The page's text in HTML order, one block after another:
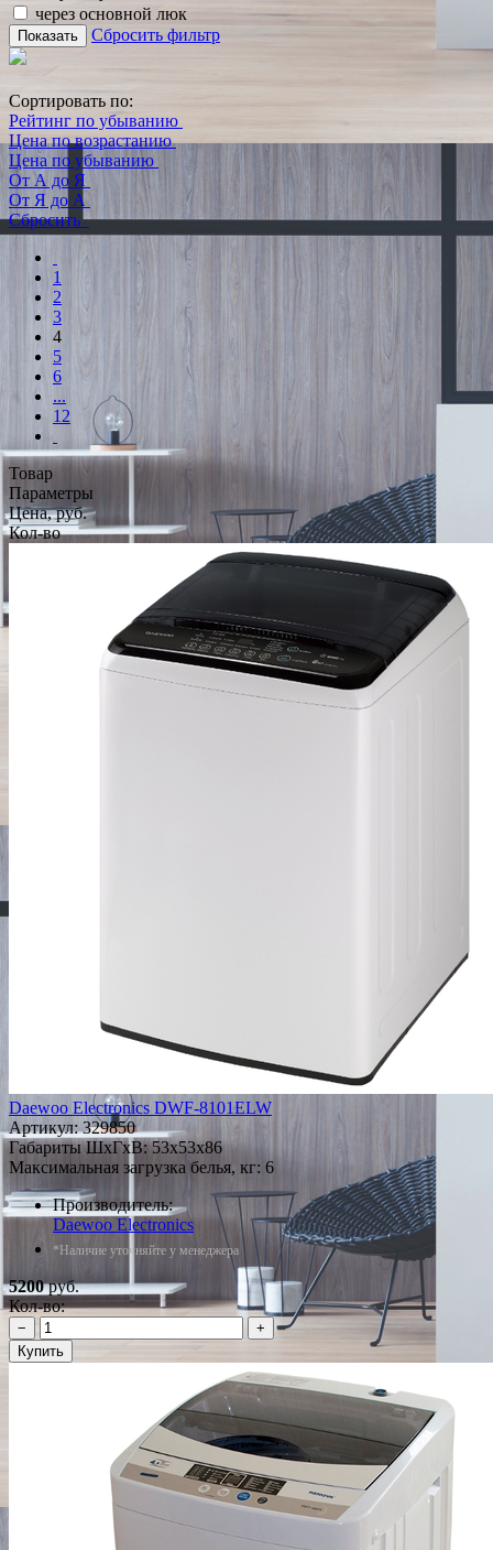
через основной люк
Показать Сбросить фильтр
Сортировать по:
Рейтинг по убыванию
Цена по возрастанию
Цена по убыванию
От А до Я
От Я до А
Сбросить
1
2
3
4
5
6
...
12
Товар
Параметры
Цена, руб.
Кол-во
Daewoo Electronics DWF-8101ELW
Артикул:329850
Габариты ШxГxВ: 53x53x86
Максимальная загрузка белья, кг: 6
Производитель:
Daewoo Electronics
*Наличие уточняйте у менеджера
5200руб.
Кол-во:
−
+
Купить